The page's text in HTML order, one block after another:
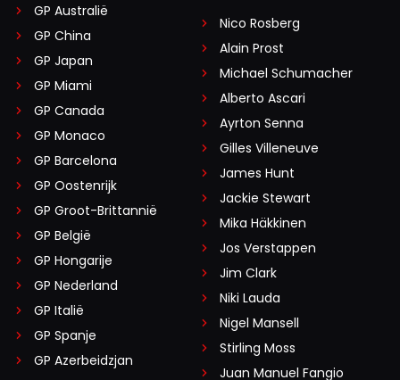
GP Australië
GP China
GP Japan
GP Miami
GP Canada
GP Monaco
GP Barcelona
GP Oostenrijk
GP Groot-Brittannië
GP België
GP Hongarije
GP Nederland
GP Italië
GP Spanje
GP Azerbeidzjan
Nico Rosberg
Alain Prost
Michael Schumacher
Alberto Ascari
Ayrton Senna
Gilles Villeneuve
James Hunt
Jackie Stewart
Mika Häkkinen
Jos Verstappen
Jim Clark
Niki Lauda
Nigel Mansell
Stirling Moss
Juan Manuel Fangio